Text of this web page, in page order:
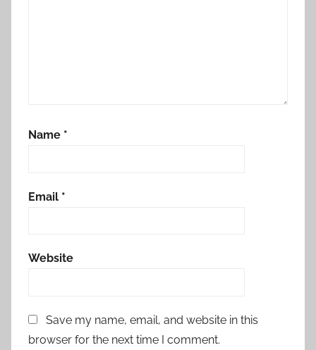
Name *
Email *
Website
Save my name, email, and website in this
browser for the next time I comment.